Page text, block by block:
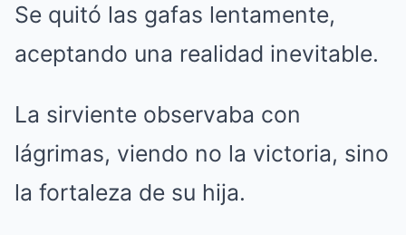
Se quitó las gafas lentamente,
aceptando una realidad inevitable.
La sirviente observaba con
lágrimas, viendo no la victoria, sino
la fortaleza de su hija.